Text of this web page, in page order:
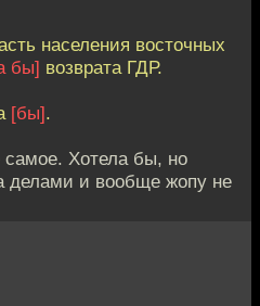
населения восточных
бы] возврата ГДР.
[бы].
самое. Хотела бы, но
делами и вообще жопу не